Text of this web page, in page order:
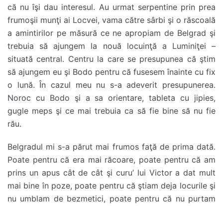
că nu îşi dau interesul. Au urmat serpentine prin prea
frumoşii munţi ai Locvei, vama către sârbi şi o răscoală
a amintirilor pe măsură ce ne apropiam de Belgrad şi
trebuia să ajungem la nouă locuinţă a Luminiţei –
situată central. Centru la care se presupunea că ştim
să ajungem eu şi Bodo pentru că fusesem înainte cu fix
o lună. În cazul meu nu s-a adeverit presupunerea.
Noroc cu Bodo şi a sa orientare, tableta cu jipies,
gugle meps şi ce mai trebuia ca să fie bine să nu fie
rău.
Belgradul mi s-a părut mai frumos faţă de prima dată.
Poate pentru că era mai răcoare, poate pentru că am
prins un apus cât de cât şi curu’ lui Victor a dat mult
mai bine în poze, poate pentru că ştiam deja locurile şi
nu umblam de bezmetici, poate pentru că nu purtam